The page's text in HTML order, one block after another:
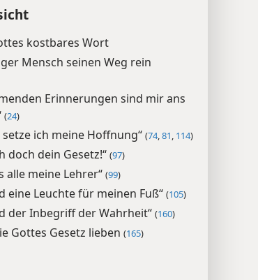
kostbares Wort
Mensch seinen Weg rein
Erinnerungen sind mir ans
(24)
ich meine Hoffnung“ (74,81, 114)
doch dein Gesetz!“ (97)
alle meine Lehrer“ (99)
eine Leuchte für meinen Fuß“ (105)
der Inbegriff der Wahrheit“ (160)
Gottes Gesetz lieben (165)